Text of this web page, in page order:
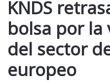
KNDS
bolsa por
del sector
europeo